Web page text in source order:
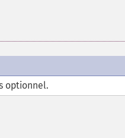
optionnel.